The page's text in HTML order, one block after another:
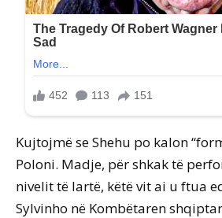
Kujtojmë se Shehu po kalon
Poloni. Madje, për shkak të
nivelit të lartë, këtë vit ai u ftua
Sylvinho në Kombëtaren